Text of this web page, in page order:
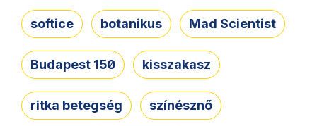
softice botanikus Mad Scientist
Budapest 150 kisszakasz
ritka betegség színésznő